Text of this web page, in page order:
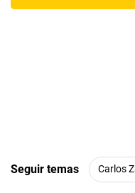
Seguir temas Carlos